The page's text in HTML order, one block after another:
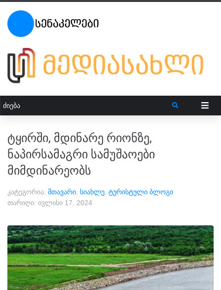
ტყირში, მდინარე რიონზე,
ნაპირსამაგრი სამუშაოები
მიმდინარეობს
კატეგორია: მთავარი სიახლე ტურისტული ბლოგი
თარიღი: ივლისი 17, 2024